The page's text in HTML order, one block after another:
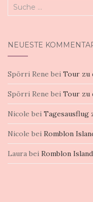
Suche
NEUESTE
Spörri Rene bei Tour zu
Spörri Rene bei Tour zu
Nicole bei Tagesausflug
Nicole bei Romblon
Laura bei Romblon